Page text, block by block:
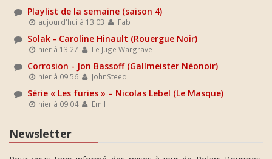
Playlist de la semaine (saison 4)
aujourd'hui à 13:03 Fab
Solak - Caroline Hinault (Rouergue Noir)
hier à 13:27 Le Juge Wargrave
Corrosion - Jon Bassoff (Gallmeister Néonoir)
hier à 09:56 JohnSteed
Série « Les furies » – Nicolas Lebel (Le Masque)
hier à 09:04 Emil
Newsletter